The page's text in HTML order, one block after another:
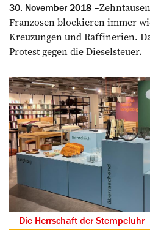
30. November 2018
Franzosen blockieren immer
Kreuzungen und Raffinerien.
Protest gegen die Dieselsteuer.
Die Herrschaft der Stempeluhr